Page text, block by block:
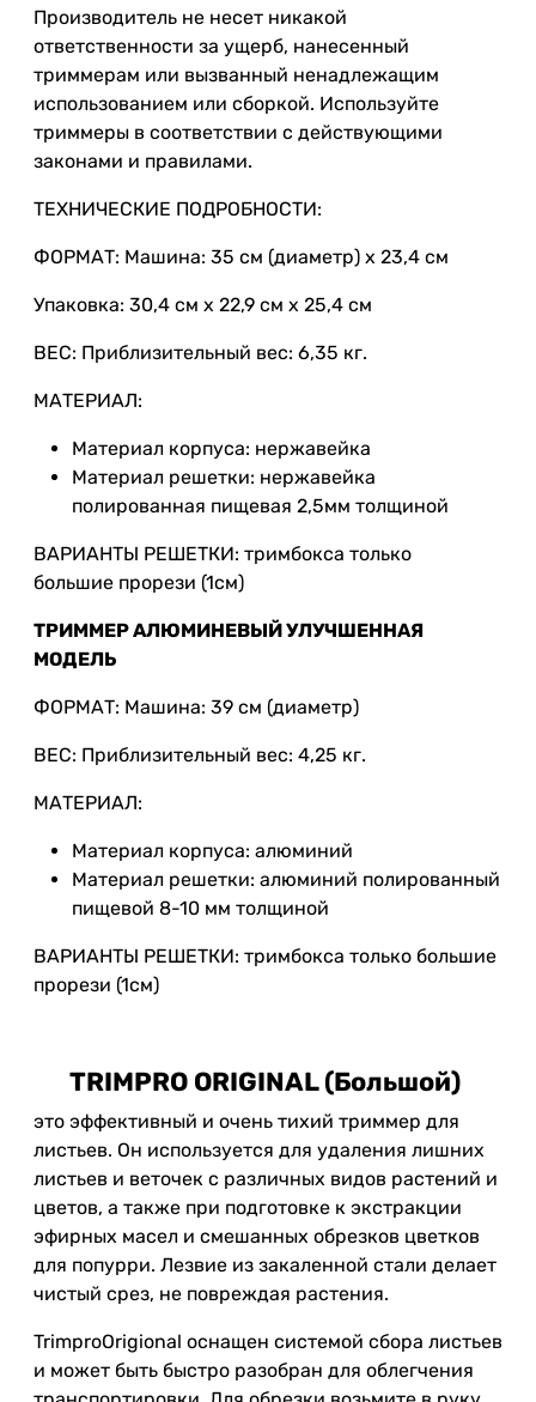
Производитель не несет никакой
ответственности за ущерб, нанесенный
триммерам или вызванный ненадлежащим
использованием или сборкой. Используйте
триммеры в соответствии с действующими
законами и правилами.
ТЕХНИЧЕСКИЕ ПОДРОБНОСТИ:
ФОРМАТ: Машина: 35 см (диаметр) x 23,4 см
Упаковка: 30,4 см x 22,9 см x 25,4 см
ВЕС: Приблизительный вес: 6,35 кг.
МАТЕРИАЛ:
Материал корпуса: нержавейка
Материал решетки: нержавейка
полированная пищевая 2,5мм толщиной
ВАРИАНТЫ РЕШЕТКИ: тримбокса только
большие прорези (1см)
ТРИММЕР АЛЮМИНЕВЫЙ УЛУЧШЕННАЯ
МОДЕЛЬ
ФОРМАТ: Машина: 39 см (диаметр)
ВЕС: Приблизительный вес: 4,25 кг.
МАТЕРИАЛ:
Материал корпуса: алюминий
Материал решетки: алюминий полированный
пищевой 8-10 мм толщиной
ВАРИАНТЫ РЕШЕТКИ: тримбокса только большие
прорези (1см)
TRIMPRO ORIGINAL (Большой)
это эффективный и очень тихий триммер для
листьев. Он используется для удаления лишних
листьев и веточек с различных видов растений и
цветов, а также при подготовке к экстракции
эфирных масел и смешанных обрезков цветков
для попурри. Лезвие из закаленной стали делает
чистый срез, не повреждая растения.
TrimproOrigional оснащен системой сбора листьев
и может быть быстро разобран для облегчения